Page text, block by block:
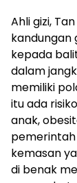
Ahli gizi,
kandungan
kepada
dalam
memiliki
itu ada
anak,
pemerintah
kemasan
di benak